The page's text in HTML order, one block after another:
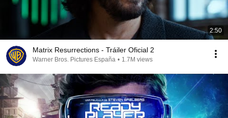
2:50
Matrix Resurrections - Tráiler Oficial 2
Warner Bros. Pictures España • 1.7M views